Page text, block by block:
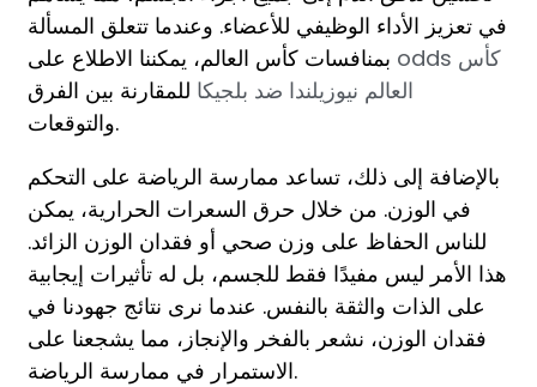
في تعزيز الأداء الوظيفي للأعضاء. وعندما تتعلق المسألة
odds كأس
العالم نيوزيلندا ضد بلجيكا للمقارنة بين الفرق
والتوقعات.
بالإضافة إلى ذلك، تساعد ممارسة الرياضة على التحكم
في الوزن. من خلال حرق السعرات الحرارية، يمكن
للناس الحفاظ على وزن صحي أو فقدان الوزن الزائد.
هذا الأمر ليس مفيدًا فقط للجسم، بل له تأثيرات إيجابية
على الذات والثقة بالنفس. عندما نرى نتائج جهودنا في
فقدان الوزن، نشعر بالفخر والإنجاز، مما يشجعنا على
الاستمرار في ممارسة الرياضة.